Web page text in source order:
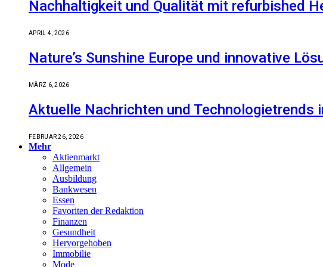
Nachhaltigkeit und Qualität mit refurbished
APRIL 4, 2026
Nature’s Sunshine Europe und innovative
MÄRZ 6, 2026
Aktuelle Nachrichten und Technologietrends
FEBRUAR 26, 2026
Mehr
Aktienmarkt
Allgemein
Ausbildung
Bankwesen
Essen
Favoriten der Redaktion
Finanzen
Gesundheit
Hervorgehoben
Immobilie
Mode